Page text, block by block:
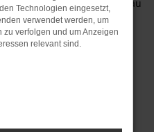
auf den Straßen von Landau
wir Sie umfangreich und
voll und ganz zu Ihrem
Technologien eingesetzt,
verwendet werden, um
verfolgen und um Anzeigen
relevant sind.